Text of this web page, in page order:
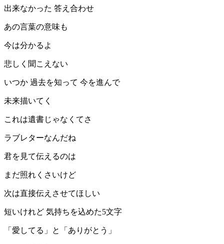
出来なかった 答え合わせ
あの言葉の意味も
今は分かるよ
悲しく聞こえない
いつか 過去を知って 今を進んで
未来描いてく
これは遺書じゃなくてさ
ラブレターなんだね
君を見て伝えるのは
まだ照れくさいけど
次は直接伝えさせてほしい
短いけれど 気持ちを込めた5文字
「愛してる」と「ありがとう」